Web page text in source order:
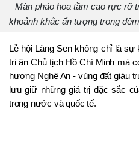
Màn pháo hoa tầm cao rực rỡ
khoảnh khắc ấn tượng trong
Lễ hội Làng Sen không chỉ là
tri ân Chủ tịch Hồ Chí Minh mà
hương Nghệ An - vùng đất giàu
lưu giữ những giá trị đặc sắc
trong nước và quốc tế.